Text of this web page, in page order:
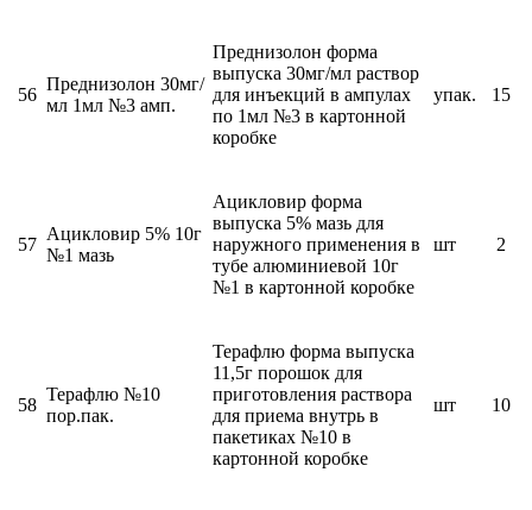
56
Преднизолон 30мг/
мл 1мл №3 амп.
Преднизолон форма
выпуска 30мг/мл раствор
для инъекций в ампулах
по 1мл №3 в картонной
коробке
упак. 15
57
Ацикловир 5% 10г
№1 мазь
Ацикловир форма
выпуска 5% мазь для
наружного применения в
тубе алюминиевой 10г
№1 в картонной коробке
шт 2
58
Терафлю №10
пор.пак.
Терафлю форма выпуска
11,5г порошок для
приготовления раствора
для приема внутрь в
пакетиках №10 в
картонной коробке
шт 10